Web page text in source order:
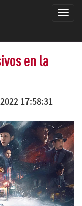
en la
17:58:31